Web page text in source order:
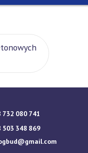
732 080 741
503 348 869